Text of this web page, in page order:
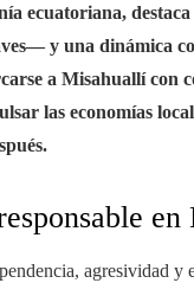
ecuatoriana,
y una dinámica
a Misahuallí con
las economías
agresividad y